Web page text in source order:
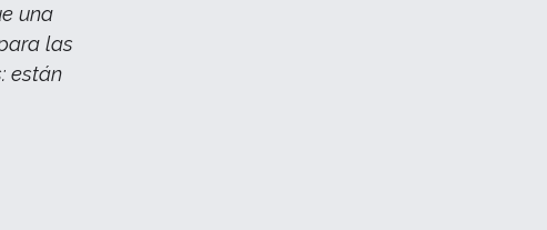
una
las
están